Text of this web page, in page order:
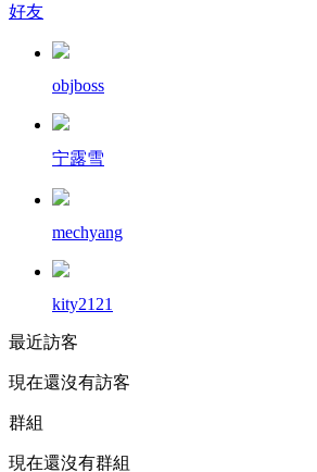
好友
objboss
宁露雪
mechyang
kity2121
最近訪客
現在還沒有訪客
群組
現在還沒有群組